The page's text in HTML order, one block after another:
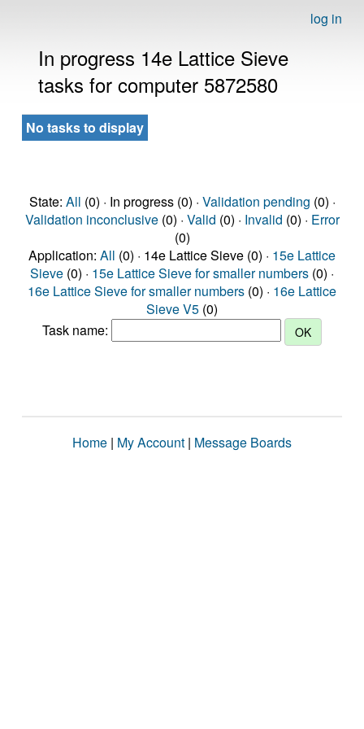
log in
In progress 14e Lattice Sieve
tasks for computer 5872580
No tasks to display
State: All (0) · In progress (0) · Validation pending (0) ·
Validation inconclusive(0) · Valid (0) · Invalid (0) · Error
(0)
Application: All (0) · 14e Lattice Sieve (0) · 15e Lattice
Sieve (0) · 15e Lattice Sieve for smaller numbers (0) ·
16e Lattice Sieve for smaller numbers (0) · 16e Lattice
Sieve V5 (0)
Task name:
Home | My Account | Message Boards